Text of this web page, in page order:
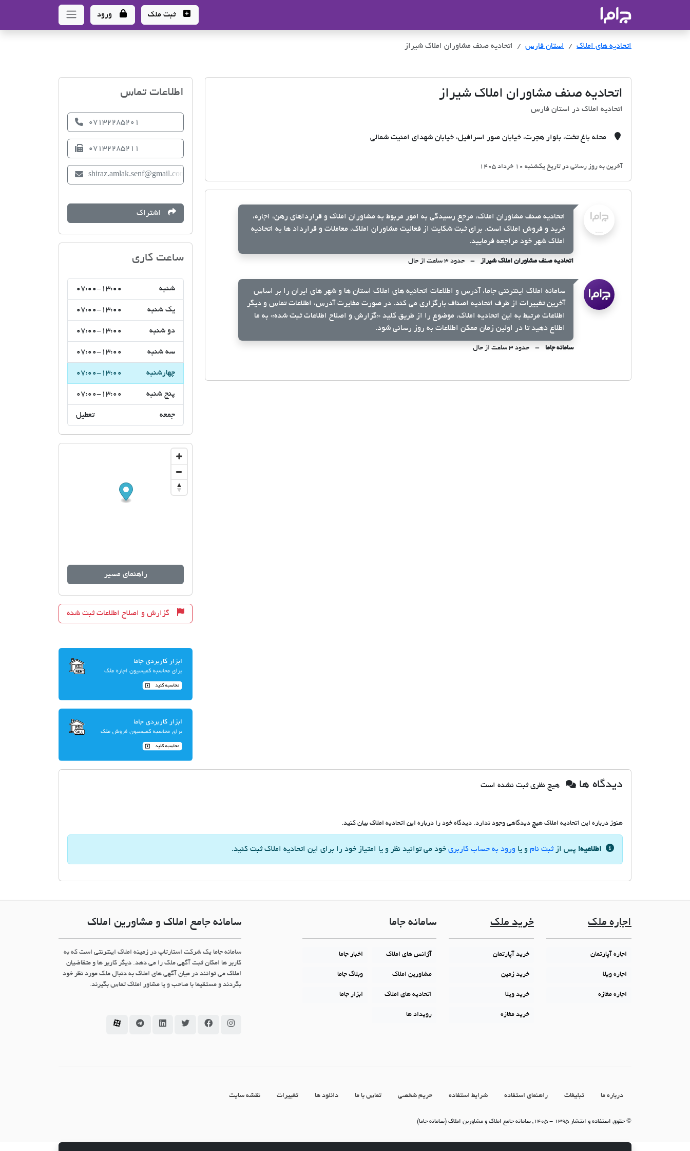
ثبت ملک ورود
اتحادیه های املاک اتحادیه های املاک
استان فارس اتحادیه صنف مشاوران املاک شیراز
اتحادیه صنف مشاوران املاک شیراز
اتحادیه املاک در استان فارس
محله باغ تخت، بلوار هجرت، خیابان صور اسرافیل، خیابان شهدای امنیت شمالی
آخرین به روز رسانی در تاریخ یکشنبه 10 خرداد 1405
اتحادیه صنف مشاوران املاک، مرجع رسیدگی به امور مربوط به مشاوران املاک و قرارداهای رهن، اجاره،
خرید و فروش املاک است. برای ثبت شکایت از فعالیت مشاوران املاک، معاملات و قرارداد ها به اتحادیه
املاک شهر خود مراجعه فرمایید.
اتحادیه صنف مشاوران املاک شیراز حدود ۳ ساعت از حال
سامانه املاک اینترنتی جاما، آدرس و اطلاعات اتحادیه های املاک استان ها و شهر های ایران را بر اساس
آخرین تغییرات از طرف اتحادیه اصناف بارگزاری می کند. در صورت مغایرت آدرس، اطلاعات تماس و دیگر
اطلاعات مرتبط به این اتحادیه املاک، موضوع را از طریق کلید «گزارش و اصلاح اطلاعات ثبت شده» به ما
اطلاع دهید تا در اولین زمان ممکن اطلاعات به روز رسانی شود.
سامانه جاما حدود ۳ ساعت از حال
اطلاعات تماس
07132285201
07132285211
shiraz.amlak.senf@gmail.com
اشتراک
ساعت کاری
شنبه 07:00-13:00
یک شنبه 07:00-13:00
دو شنبه 07:00-13:00
سه شنبه 07:00-13:00
چهارشنبه 07:00-13:00
پنج شنبه 07:00-13:00
جمعه تعطیل
راهنمای مسیر
گزارش و اصلاح اطلاعات ثبت شده
دیدگاه ها هیچ نظری ثبت نشده است
هنوز درباره این اتحادیه املاک هیچ دیدگاهی وجود ندارد. دیدگاه خود را درباره این اتحادیه املاک بیان کنید.
اطلاعیه! پس ازثبت نام و یا ورود به حساب کاربری خود می توانید نظر و یا امتیاز خود را برای این اتحادیه املاک ثبت کنید.
اجاره ملک
اجاره آپارتمان
اجاره ویلا
اجاره مغازه
خرید ملک
خرید آپارتمان
خرید زمین
خرید ویلا
خرید مغازه
سامانه جاما
آژانس های املاک اخبار جاما
مشاورین املاک وبلاگ جاما
اتحادیه های املاک ابزار جاما
رویداد ها
سامانه جامع املاک و مشاورین املاک
سامانه جاما یک شرکت استارتاپ در زمینه املاک اینترنتی است که به
کاربر ها امکان ثبت آگهی ملک را می دهد. دیگر کاربر ها و متقاضیان
املاک می توانند در میان آگهی های املاک به دنبال ملک مورد نظر خود
بگردند و مستقیما با صاحب و یا مشاور املاک تماس بگیرند.
سامانه جاما در اینستاگرام
سامانه جاما در فیسبوک
سامانه جاما در توئیتر
سامانه جاما در لینکداین
سامانه جاما در تلگرام
سامانه جاما در آپارات
درباره ما تبلیغات راهنمای استفاده شرایط استفاده حریم شخصی تماس با ما دانلود ها تغییرات نقشه سایت
© حقوق استفاده و انتشار 1395 - 1405, سامانه جامع املاک و مشاورین املاک (سامانه جاما)